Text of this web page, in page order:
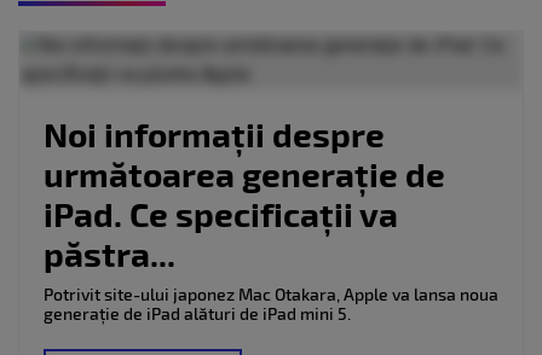
Noi informații despre
următoarea generație de
iPad. Ce specificații va
păstra...
Potrivit site-ului japonez Mac Otakara, Apple va lansa noua
generație de iPad alături de iPad mini 5.